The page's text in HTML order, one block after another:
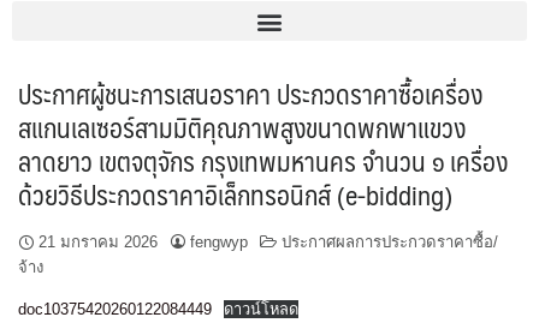
ประกาศผู้ชนะการเสนอราคา ประกวดราคาซื้อเครื่อง
สแกนเลเซอร์สามมิติคุณภาพสูงขนาดพกพาแขวง
ลาดยาว เขตจตุจักร กรุงเทพมหานคร จำนวน ๑ เครื่อง
ด้วยวิธีประกวดราคาอิเล็กทรอนิกส์ (e-bidding)
21 มกราคม 2026 fengwyp
ประกาศผลการประกวดราคาซื้อ/
จ้าง
doc10375420260122084449 ดาวน์โหลด